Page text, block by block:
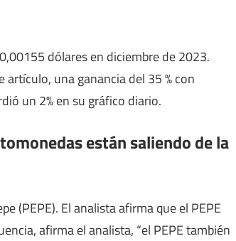
dólares en diciembre de 2023.
una ganancia del 35 % con
un 2% en su gráfico diario.
están saliendo de la
(PEPE). El analista afirma que el PEPE
afirma el analista, “el PEPE también